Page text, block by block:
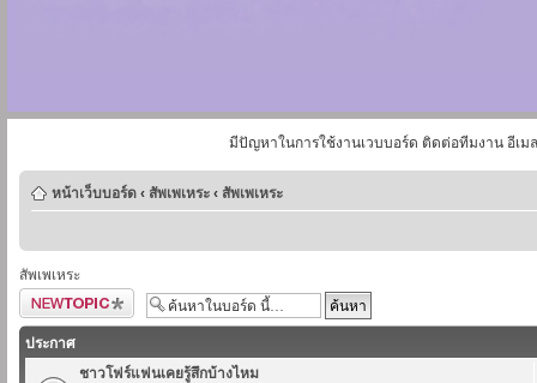
มีปัญหาในการใช้งานเวบบอร์ด ติดต่อทีมงาน อีเม
หน้าเว็บบอร์ด ‹ สัพเพเหระ ‹ สัพเพเหระ
สัพเพเหระ
ตั้งกระทู้ใหม่
ประกาศ
ชาวโฟร์แฟนเคยรู้สึกบ้างไหม